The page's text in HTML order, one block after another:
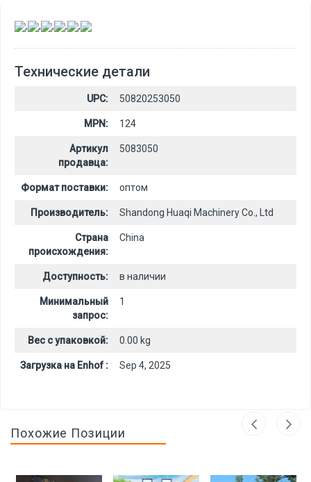
, , , , ,
Технические детали
UPC: 50820253050
MPN: 124
Артикул
продавца:
5083050
Формат поставки: оптом
Производитель: Shandong Huaqi Machinery Co., Ltd
Страна
происхождения:
China
Доступность: в наличии
Минимальный
запрос:
1
Вес с упаковкой: 0.00 kg
Загрузка на Enhof : Sep 4, 2025
Похожие Позиции